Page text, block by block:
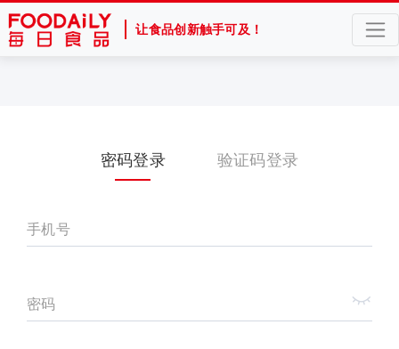
让食品创新触手可及！
密码登录 验证码登录
手机号
密码